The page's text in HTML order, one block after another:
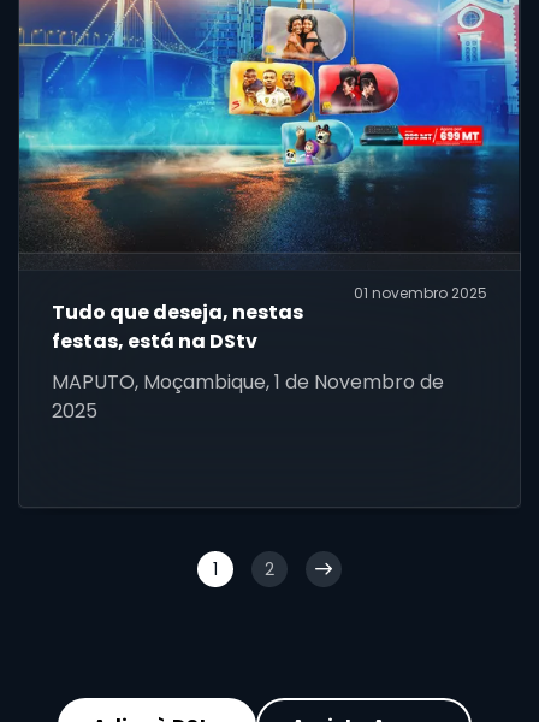
01 novembro 2025
Tudo que deseja, nestas
festas, está na DStv
MAPUTO, Moçambique, 1 de Novembro de
2025
1 2